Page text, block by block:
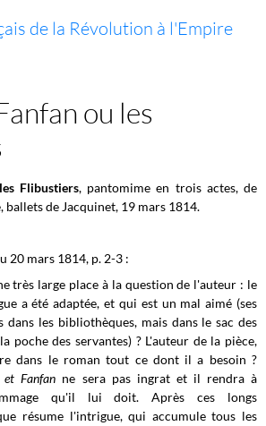
de la Révolution à l'Empire
ou les
Flibustiers, pantomime en trois actes, de
de Jacquinet, 19 mars 1814.
20 mars 1814, p. 2-3 :
très large place à la question de l'auteur : le
a été adaptée, et qui est un mal aimé (ses
les bibliothèques, mais dans le sac des
poche des servantes) ? L'auteur de la pièce,
dans le roman tout ce dont il a besoin ?
et Fanfan ne sera pas ingrat et il rendra à
qu'il lui doit. Après ces longs
résume l'intrigue, qui accumule tous les